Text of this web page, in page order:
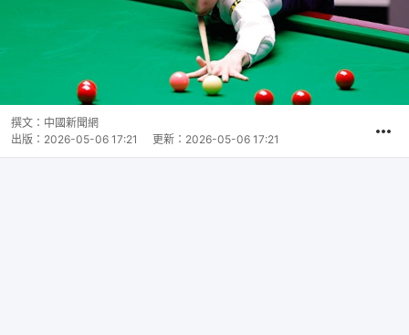
撰文： 中國新聞網
出版： 2026-05-06 17:21 更新： 2026-05-06 17:21